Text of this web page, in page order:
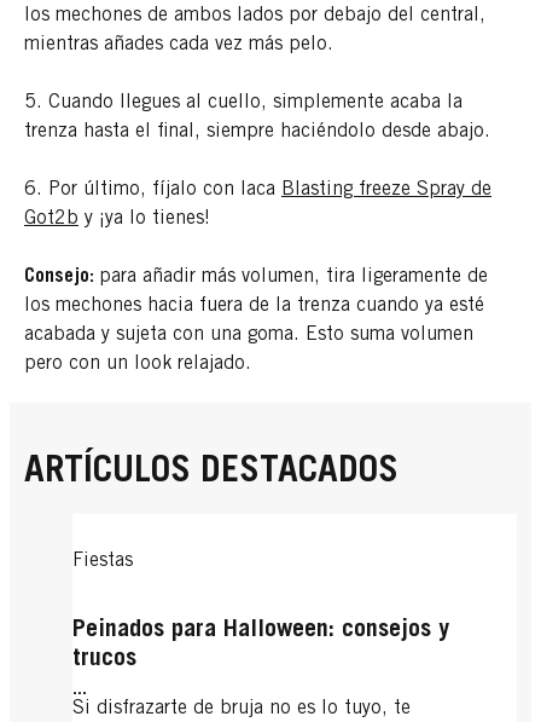
los mechones de ambos lados por debajo del central,
mientras añades cada vez más pelo.
5. Cuando llegues al cuello, simplemente acaba la
trenza hasta el final, siempre haciéndolo desde abajo.
6. Por último, fíjalo con laca Blasting freeze Spray de
Got2b y ¡ya lo tienes!
Consejo: para añadir más volumen, tira ligeramente de
los mechones hacia fuera de la trenza cuando ya esté
acabada y sujeta con una goma. Esto suma volumen
pero con un look relajado.
ARTÍCULOS DESTACADOS
Fiestas
Peinados para Halloween: consejos y
trucos
...
Si disfrazarte de bruja no es lo tuyo, te